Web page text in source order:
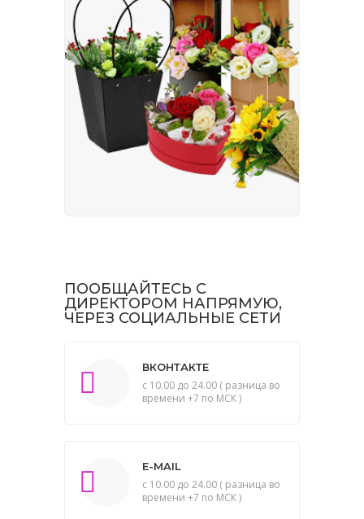
ПООБЩАЙТЕСЬ С
ДИРЕКТОРОМ НАПРЯМУЮ,
ЧЕРЕЗ СОЦИАЛЬНЫЕ СЕТИ
ВКОНТАКТЕ
с 10.00 до 24.00 ( разница во
времени +7 по МСК )
E-MAIL
с 10.00 до 24.00 ( разница во
времени +7 по МСК )